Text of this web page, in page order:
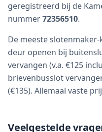
geregistreerd bij de
nummer72356510.
De meeste
deur openen bij
vervangen (v.a. €125
brievenbusslot
(€135). Allemaal vaste
Veelgestelde